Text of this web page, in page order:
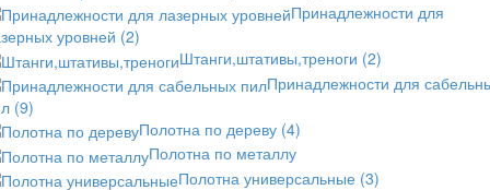
Принадлежности для
уровней (2)
Штанги,штативы,треноги (2)
Принадлежности для
(9)
Полотна по дереву (4)
Полотна по металлу
Полотна универсальные (3)